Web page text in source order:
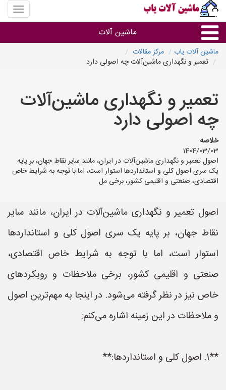
منوی
سایت
آلات
ماشین آلات
ماشین آلات
سایر گروه ها
ماشین آلات
ماشین آلات یاب
مرکز مقالات
تعمیر و نگهداری ماشین‌آلات چه اصولی دارد
تعمیر و نگهداری ماشین‌آلات
چه اصولی دارد
خلاصه
1404/03/03
اصول تعمیر و نگهداری ماشین‌آلات در ایران، مانند سایر نقاط جهان، بر پایه
یک سری اصول کلی و استانداردها استوار است، اما با توجه به شرایط خاص
اقتصادی، صنعتی و اقلیمی کشور، برخی مل
اصول تعمیر و نگهداری ماشین‌آلات در ایران، مانند سایر
نقاط جهان، بر پایه یک سری اصول کلی و استانداردها
استوار است، اما با توجه به شرایط خاص اقتصادی،
صنعتی و اقلیمی کشور، برخی ملاحظات و رویکردهای
خاص نیز در نظر گرفته می‌شود. در اینجا به مهم‌ترین اصول
و ملاحظات در این زمینه اشاره می‌کنم:
**1. اصول کلی و استانداردها:**